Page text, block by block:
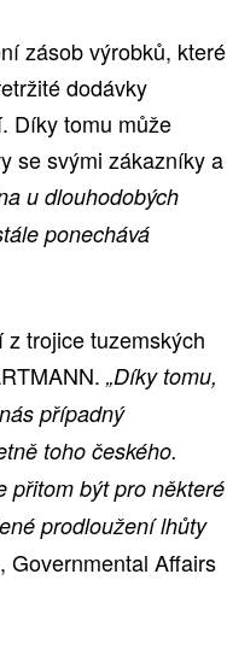
zásob výrobků, které
dodávky
Díky tomu může
se svými zákazníky a
u dlouhodobých
ponechává
trojice tuzemských
„Díky tomu,
případný
toho českého.
přitom být pro některé
prodloužení lhůty
, Governmental Affairs